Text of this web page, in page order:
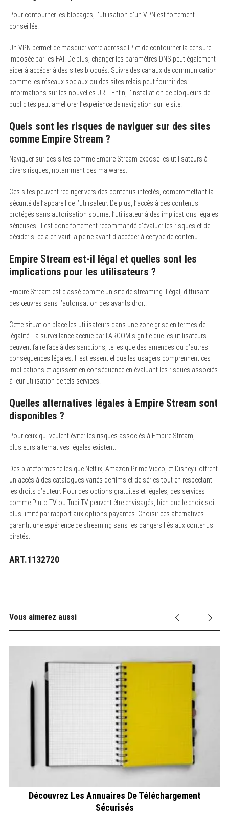
Pour contourner les blocages, l’utilisation d’un VPN est fortement
conseillée.
Un VPN permet de masquer votre adresse IP et de contourner la censure
imposée par les FAI. De plus, changer les paramètres DNS peut également
aider à accéder à des sites bloqués. Suivre des canaux de communication
comme les réseaux sociaux ou des sites relais peut fournir des
informations sur les nouvelles URL. Enfin, l’installation de bloqueurs de
publicités peut améliorer l’expérience de navigation sur le site.
Quels sont les risques de naviguer sur des sites
comme Empire Stream ?
Naviguer sur des sites comme Empire Stream expose les utilisateurs à
divers risques, notamment des malwares.
Ces sites peuvent rediriger vers des contenus infectés, compromettant la
sécurité de l’appareil de l’utilisateur. De plus, l’accès à des contenus
protégés sans autorisation soumet l’utilisateur à des implications légales
sérieuses. Il est donc fortement recommandé d’évaluer les risques et de
décider si cela en vaut la peine avant d’accéder à ce type de contenu.
Empire Stream est-il légal et quelles sont les
implications pour les utilisateurs ?
Empire Stream est classé comme un site de streaming illégal, diffusant
des œuvres sans l’autorisation des ayants droit.
Cette situation place les utilisateurs dans une zone grise en termes de
légalité. La surveillance accrue par l’ARCOM signifie que les utilisateurs
peuvent faire face à des sanctions, telles que des amendes ou d’autres
conséquences légales. Il est essentiel que les usagers comprennent ces
implications et agissent en conséquence en évaluant les risques associés
à leur utilisation de tels services.
Quelles alternatives légales à Empire Stream sont
disponibles ?
Pour ceux qui veulent éviter les risques associés à Empire Stream,
plusieurs alternatives légales existent.
Des plateformes telles que Netflix, Amazon Prime Video, et Disney+ offrent
un accès à des catalogues variés de films et de séries tout en respectant
les droits d’auteur. Pour des options gratuites et légales, des services
comme Pluto TV ou Tubi TV peuvent être envisagés, bien que le choix soit
plus limité par rapport aux options payantes. Choisir ces alternatives
garantit une expérience de streaming sans les dangers liés aux contenus
piratés.
ART.1132720
Vous aimerez aussi
Découvrez Les Annuaires De Téléchargement
Sécurisés